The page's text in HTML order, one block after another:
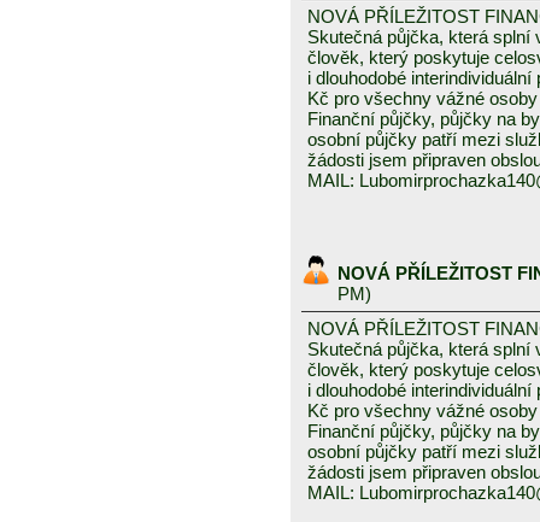
NOVÁ PŘÍLEŽITOST
Skutečná půjčka, která
člověk, který poskytuje
i dlouhodobé
Kč pro všechny vážné
Finanční půjčky, půjčky na
osobní půjčky patří mezi
žádosti jsem připraven
MAIL:
NOVÁ PŘÍLEŽITOST
PM)
NOVÁ PŘÍLEŽITOST
Skutečná půjčka, která
člověk, který poskytuje
i dlouhodobé
Kč pro všechny vážné
Finanční půjčky, půjčky na
osobní půjčky patří mezi
žádosti jsem připraven
MAIL: